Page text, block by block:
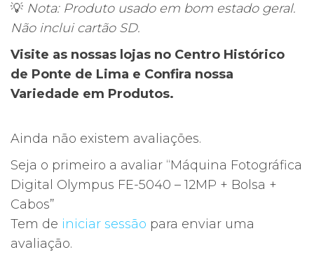
💡 Nota: Produto usado em bom estado geral.
Não inclui cartão SD.
Visite as nossas lojas no Centro Histórico
de Ponte de Lima e Confira nossa
Variedade em Produtos.
Ainda não existem avaliações.
Seja o primeiro a avaliar “Máquina Fotográfica
Digital Olympus FE-5040 – 12MP + Bolsa +
Cabos”
Tem de iniciar sessão para enviar uma
avaliação.